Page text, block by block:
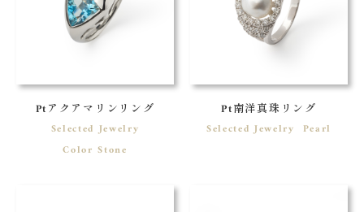
Ptアクアマリンリング
Selected Jewelry
Color Stone
Pt南洋真珠リング
Selected Jewelry Pearl